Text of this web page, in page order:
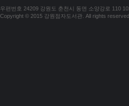
우편번호 24209 강원도 춘천시 동면 소양강로 110
Copyright © 2015 강원점자도서관. All rights reserved.